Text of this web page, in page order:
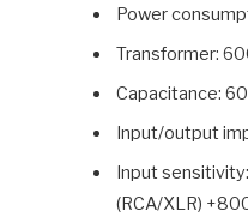
Power
Transformer:
Capacitance:
Input/output
Input
(RCA/XLR)